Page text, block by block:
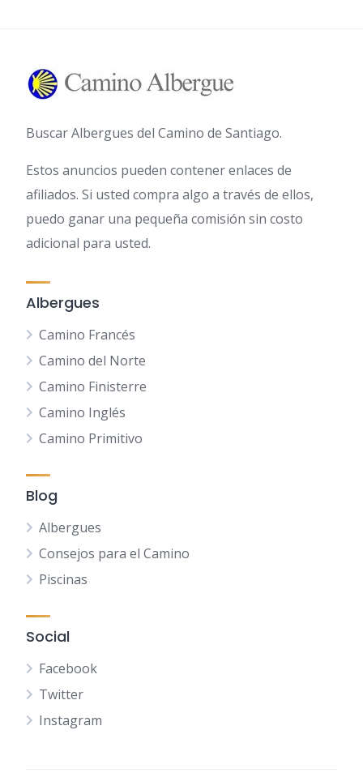
Buscar Albergues del Camino de Santiago.
Estos anuncios pueden contener enlaces de
afiliados. Si usted compra algo a través de ellos,
puedo ganar una pequeña comisión sin costo
adicional para usted.
Albergues
Camino Francés
Camino del Norte
Camino Finisterre
Camino Inglés
Camino Primitivo
Blog
Albergues
Consejos para el Camino
Piscinas
Social
Facebook
Twitter
Instagram